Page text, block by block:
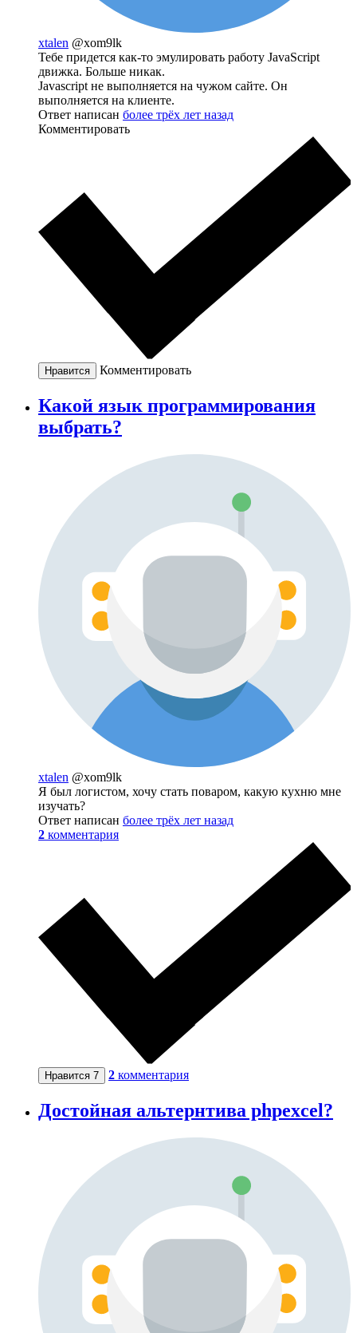
xtalen @xom9lk
Тебе придется как-то эмулировать работу JavaScript
движка. Больше никак.
Javascript не выполняется на чужом сайте. Он
выполняется на клиенте.
Ответ написан более трёх лет назад
Комментировать
Нравится Комментировать
Какой язык программирования
выбрать?
xtalen @xom9lk
Я был логистом, хочу стать поваром, какую кухню мне
изучать?
Ответ написан более трёх лет назад
2 комментария
Нравится 7 2 комментария
Достойная альтернтива phpexcel?